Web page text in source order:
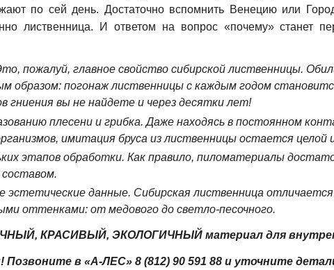
по сей день. Достаточно вспомнить Венецию или
лиственница. И ответом на вопрос «почему» станет
пожалуй, главное свойство сибирской лиственницы.
образом: погонаж лиственницы с каждым годом
гниения вы не найдете и через десятки лет!
плесени и грибка. Даже находясь в постоянном
имитация бруса из лиственницы остается целой
этапов обработки. Как правило, пиломатериалы
эстетические данные. Сибирская лиственница отличается
оттенками: от медового до светло-песочного.
КРАСИВЫЙ, ЭКОЛОГИЧНЫЙ материал для
в «А-ЛЕС» 8 (812) 90 591 88 и уточните